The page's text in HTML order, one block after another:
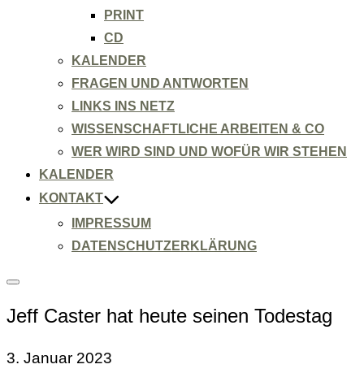
PRINT
CD
KALENDER
FRAGEN UND ANTWORTEN
LINKS INS NETZ
WISSENSCHAFTLICHE ARBEITEN & CO
WER WIRD SIND UND WOFÜR WIR STEHEN
KALENDER
KONTAKT
IMPRESSUM
DATENSCHUTZERKLÄRUNG
Seitenleiste
Navigation
umschalten
Jeff Caster hat heute seinen Todestag
3. Januar 2023